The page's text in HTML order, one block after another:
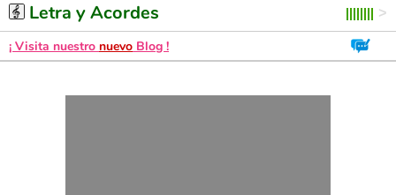
Letra y Acordes
¡ Visita nuestro nuevo Blog !